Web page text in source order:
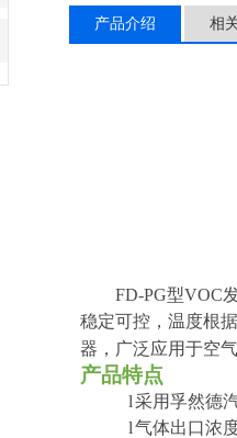
产品介绍 相
FD-PG型VOC
稳定可控，温度根
器，广泛应用于空
产品特点
l采用孚然德
l气体出口浓